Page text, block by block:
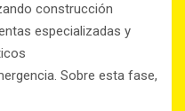
construcción
especializadas y
Sobre esta fase,